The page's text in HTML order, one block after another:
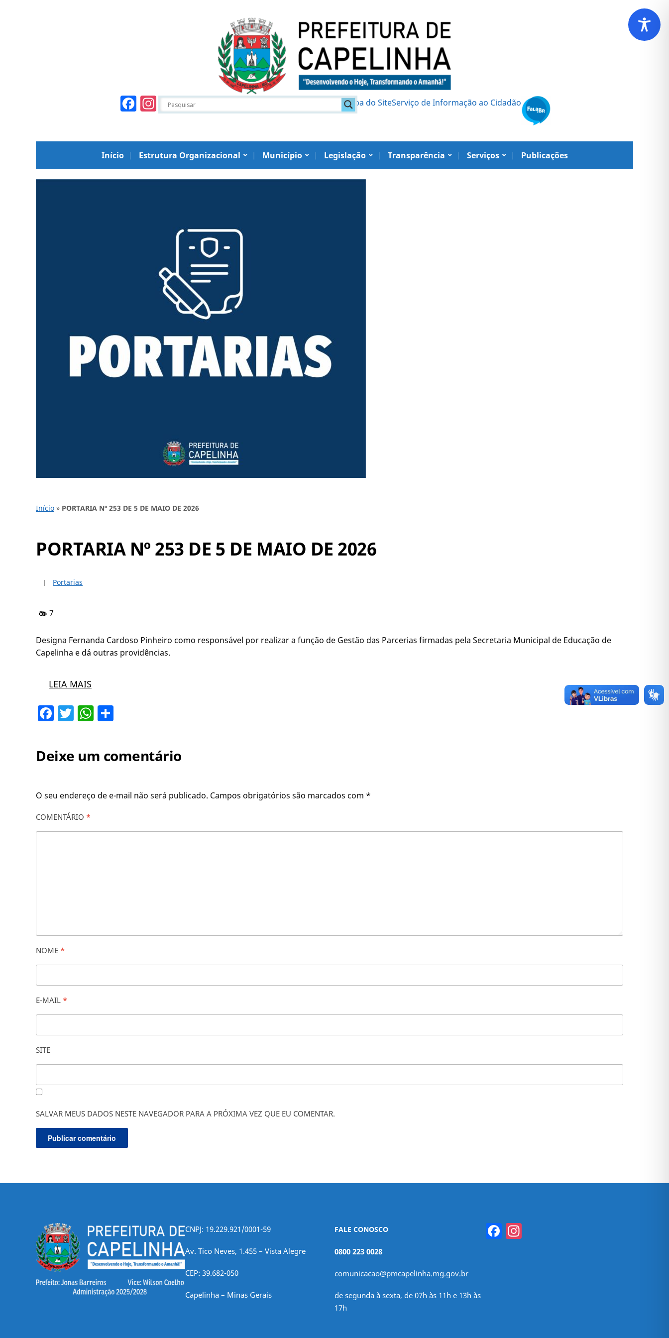
Facebook
Instagram Mapa do SiteServiço de Informação ao Cidadão
Início Estrutura Organizacional Município Legislação Transparência Serviços Publicações
Início » PORTARIA Nº 253 DE 5 DE MAIO DE 2026
PORTARIA Nº 253 DE 5 DE MAIO DE 2026
Portarias
7
Designa Fernanda Cardoso Pinheiro como responsável por realizar a função de Gestão das Parcerias firmadas pela Secretaria Municipal de Educação de
Capelinha e dá outras providências.
LEIA MAIS
Facebook
TwitterWhatsApp
Deixe um comentário
O seu endereço de e-mail não será publicado. Campos obrigatórios são marcados com *
COMENTÁRIO *
NOME *
E-MAIL *
SITE
SALVAR MEUS DADOS NESTE NAVEGADOR PARA A PRÓXIMA VEZ QUE EU COMENTAR.
CNPJ: 19.229.921/0001-59
Av. Tico Neves, 1.455 – Vista Alegre
CEP: 39.682-050
Capelinha – Minas Gerais
FALE CONOSCO
0800 223 0028
comunicacao@pmcapelinha.mg.gov.br
de segunda à sexta, de 07h às 11h e 13h às
17h
Facebook